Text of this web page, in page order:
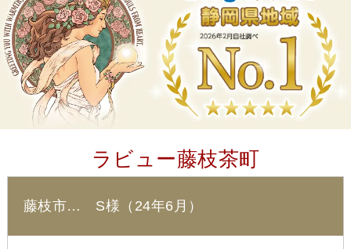
ラビュー藤枝茶町
藤枝市… S様（24年6月）